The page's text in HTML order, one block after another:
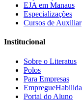
EJA em Manaus
Especializações
Cursos de Auxiliar
Institucional
Sobre o Literatus
Polos
Para Empresas
Portal do Aluno